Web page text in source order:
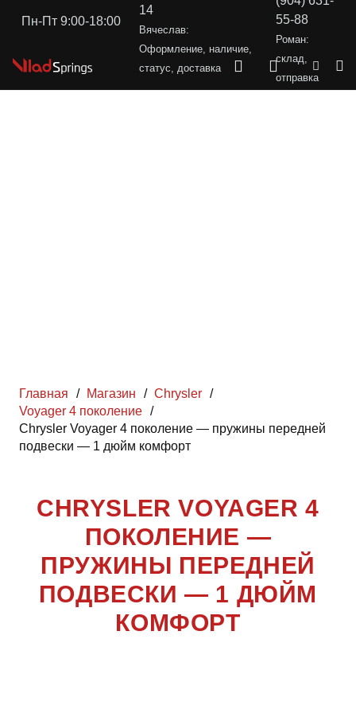
Пн-Пт 9:00-18:00
14
Вячеслав:
Оформление, наличие,
статус, доставка
55-88
Роман:
склад,
отправка
Главная / Магазин / Chrysler /
Voyager 4 поколение /
Chrysler Voyager 4 поколение — пружины передней
подвески — 1 дюйм комфорт
CHRYSLER VOYAGER 4
ПОКОЛЕНИЕ —
ПРУЖИНЫ ПЕРЕДНЕЙ
ПОДВЕСКИ — 1 ДЮЙМ
КОМФОРТ